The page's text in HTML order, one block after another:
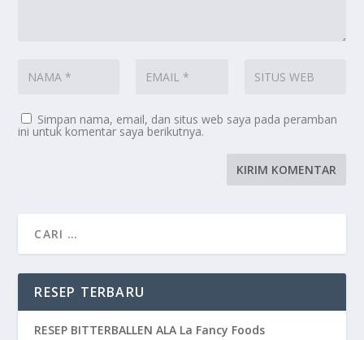
Simpan nama, email, dan situs web saya pada peramban
ini untuk komentar saya berikutnya.
RESEP TERBARU
RESEP BITTERBALLEN ALA La Fancy Foods